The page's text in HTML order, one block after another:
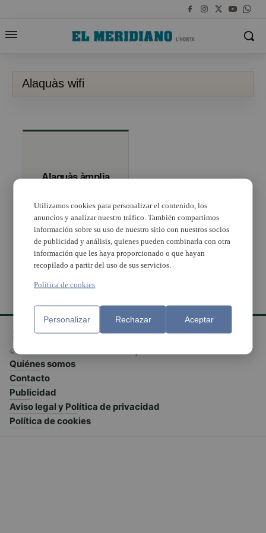
Alaquàs wifi
Alaquàs àmplia
© El Meridiano L'Horta 2026 - Valencia - España
Quiénes somos
Contacto
Publicidad
Aviso legal y Política de privacidad
Política de cookies
Utilizamos cookies para personalizar el contenido, los
anuncios y analizar nuestro tráfico. También compartimos
información sobre su uso de nuestro sitio con nuestros socios
de publicidad y análisis, quienes pueden combinarla con otra
información que les haya proporcionado o que hayan
recopilado a partir del uso de sus servicios.
Política de cookies
Personalizar Rechazar Aceptar